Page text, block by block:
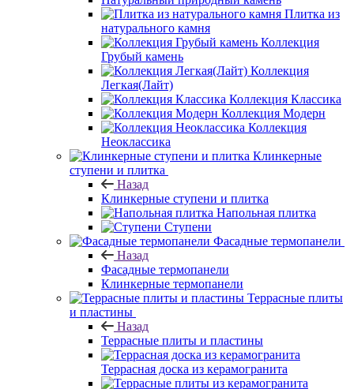
Плитка из
натурального камня
Коллекция
Грубый камень
Коллекция
Легкая(Лайт)
Коллекция Классика
Коллекция Модерн
Коллекция
Неоклассика
Клинкерные
ступени и плитка
Назад
Клинкерные ступени и плитка
Напольная плитка
Ступени
Фасадные термопанели
Назад
Фасадные термопанели
Клинкерные термопанели
Террасные плиты
и пластины
Назад
Террасные плиты и пластины
Террасная доска из керамогранита